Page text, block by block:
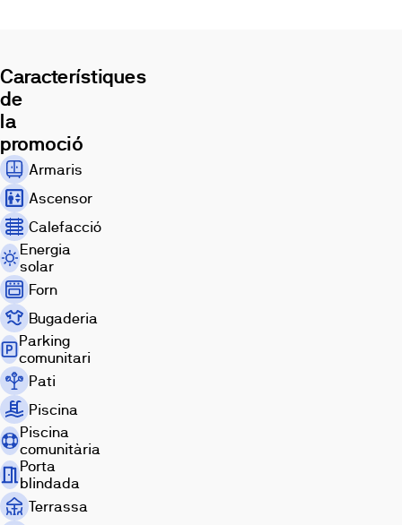
Característiques
de
la
promoció
Armaris
Ascensor
Calefacció
Energia
solar
Forn
Bugaderia
Parking
comunitari
Pati
Piscina
Piscina
comunitària
Porta
blindada
Terrassa